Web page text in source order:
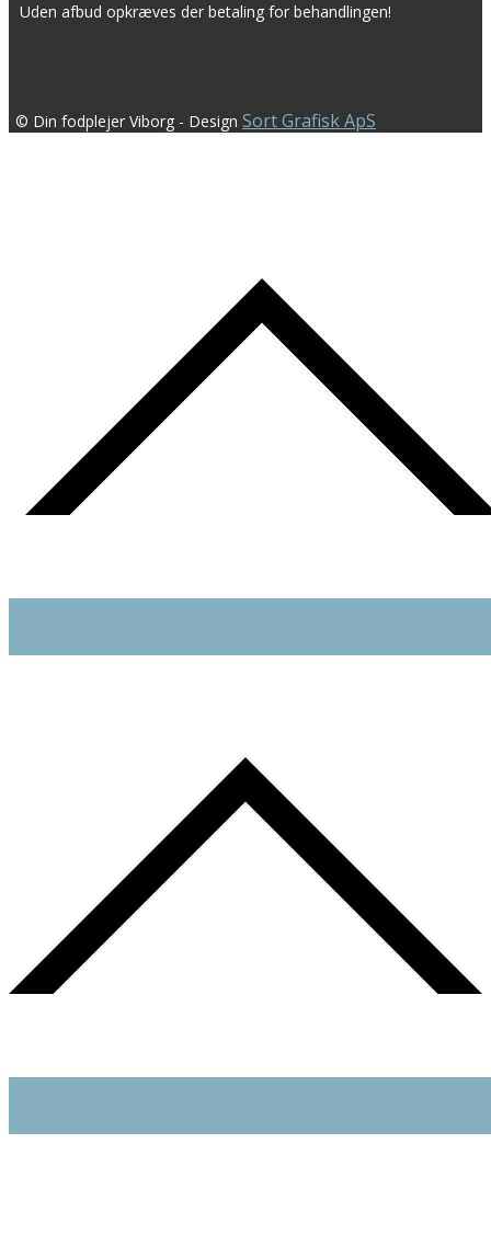
Uden afbud opkræves der betaling for behandlingen!
© Din fodplejer Viborg - Design Sort Grafisk ApS